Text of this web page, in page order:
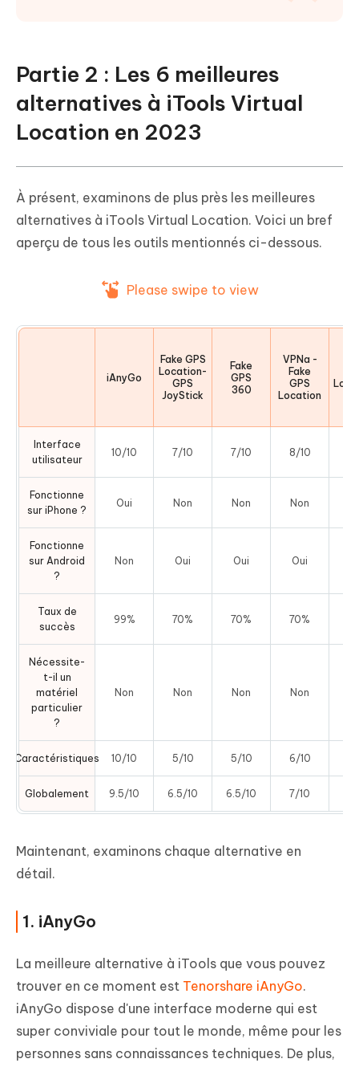
Partie 2 : Les 6 meilleures
alternatives à iTools Virtual
Location en 2023
À présent, examinons de plus près les meilleures
alternatives à iTools Virtual Location. Voici un bref
aperçu de tous les outils mentionnés ci-dessous.
Please swipe to view
iAnyGo
Fake GPS
Location-
GPS
JoyStick
Fake
GPS
360
VPNa -
Fake
GPS
Location
Interface
utilisateur
10/10 7/10 7/10 8/10
Fonctionne
sur iPhone ?
Oui Non Non Non
Fonctionne
sur Android
?
Non Oui Oui Oui
Taux de
succès
99% 70% 70% 70%
Nécessite-
t-il un
matériel
particulier
?
Non Non Non Non
Caractéristiques 10/10 5/10 5/10 6/10
Globalement 9.5/10 6.5/10 6.5/10 7/10
Maintenant, examinons chaque alternative en
détail.
1. iAnyGo
La meilleure alternative à iTools que vous pouvez
trouver en ce moment est Tenorshare iAnyGo.
iAnyGo dispose d'une interface moderne qui est
super conviviale pour tout le monde, même pour les
personnes sans connaissances techniques. De plus,